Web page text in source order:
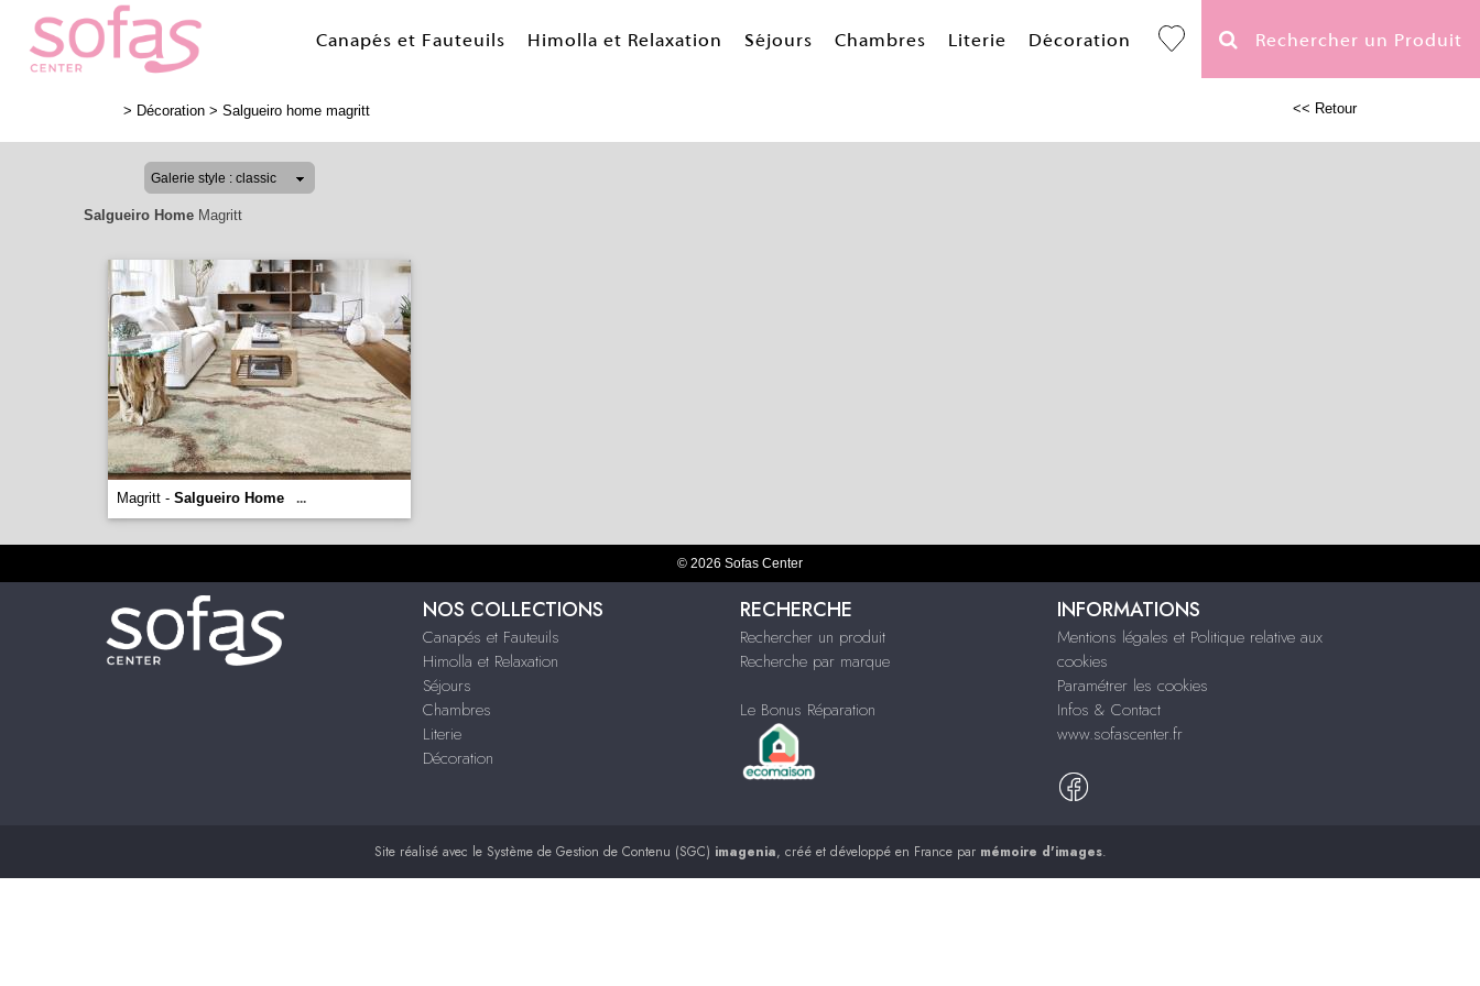
Canapés et Fauteuils Himolla et Relaxation Séjours Chambres Literie Décoration Rechercher un Produit
> Décoration > Salgueiro home magritt << Retour
Salgueiro Home Magritt
Magritt - Salgueiro Home ...
© 2026 Sofas Center
NOS COLLECTIONS
Canapés et Fauteuils
Himolla et Relaxation
Séjours
Chambres
Literie
Décoration
RECHERCHE
Rechercher un produit
Recherche par marque
Le Bonus Réparation
INFORMATIONS
Mentions légales et Politique relative aux
cookies
Paramétrer les cookies
Infos & Contact
www.sofascenter.fr
Site réalisé avec le Système de Gestion de Contenu (SGC) imagenia, créé et développé en France par mémoire d'images.